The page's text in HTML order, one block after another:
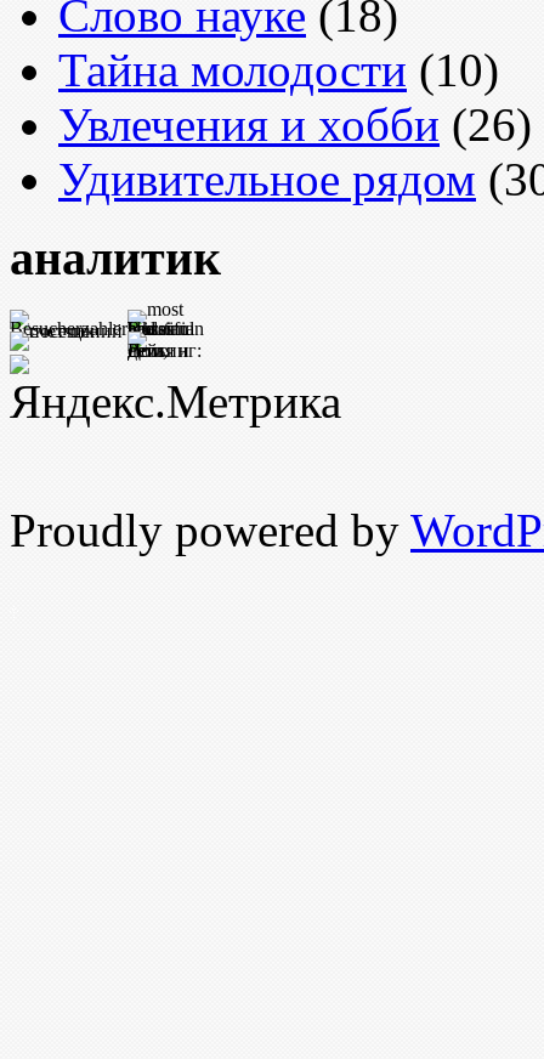
Слово науке (18)
Тайна молодости (10)
Увлечения и хобби (26)
Удивительное рядом
аналитик
Proudly powered by